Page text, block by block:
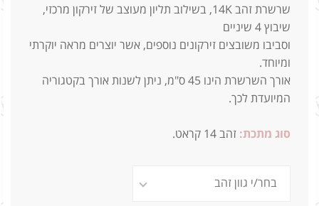
שרשרת זהב 14K, בשילוב תליון מעוצב של זירקון מרכזי,
שיבוץ 4 שיניים
וסביבו משובצים זירקונים נוספים, אשר יוצרים מראה יוקרתי
ומיוחד.
אורך השרשרת הינו 45 ס"מ, ניתן לשנות אורך בקטגוריה
המיועדת לכך.
סוג מתכת: זהב 14 קראט.